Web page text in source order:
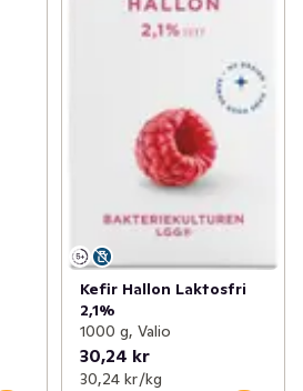
Kefir Hallon Laktosfri
2,1%
1000 g, Valio
30,24 kr
30,24 kr /kg